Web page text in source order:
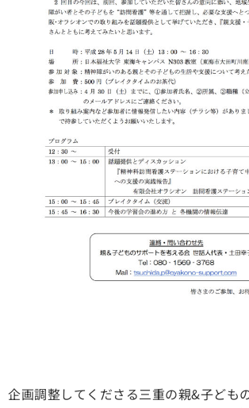
企画調整してくださる三重の親&子ども